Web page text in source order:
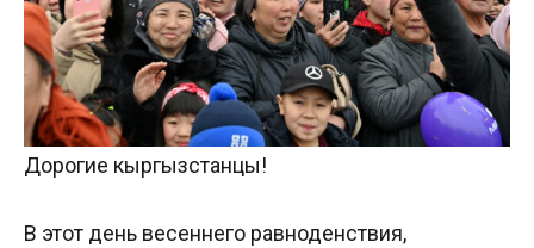
Дорогие кыргызстанцы!
В этот день весеннего равноденствия,